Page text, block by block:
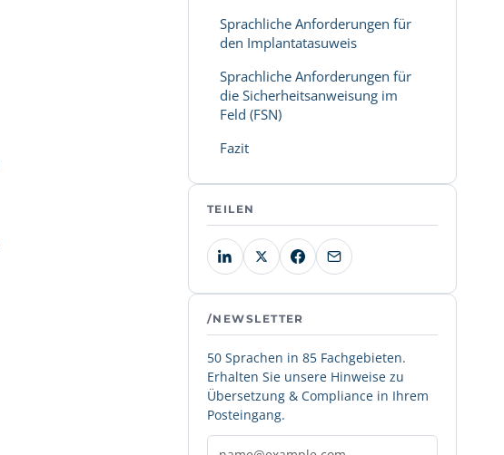
Sprachliche Anforderungen für
den Implantatasuweis
Sprachliche Anforderungen für
die Sicherheitsanweisung im
Feld (FSN)
Fazit
TEILEN
/NEWSLETTER
50 Sprachen in 85 Fachgebieten.
Erhalten Sie unsere Hinweise zu
Übersetzung & Compliance in Ihrem
Posteingang.